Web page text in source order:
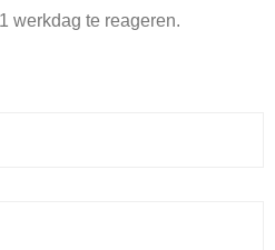
werkdag te reageren.